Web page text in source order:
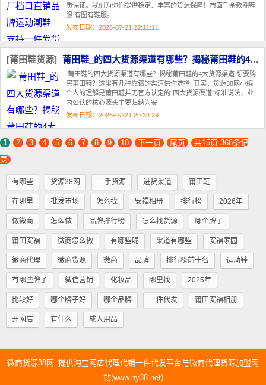
质保证。我们为你们提供稳定、丰富的货源保障！市面千余款潮鞋
服.有图有鞋服。
发布日期：2026-07-21 22:11:11
[莆田鞋货源] 莆田鞋_的四大货源渠道有哪些？揭秘莆田鞋的4大货源渠道
莆田鞋的四大货源渠道有哪些？揭秘莆田鞋的4大货源渠道 想要购
买莆田鞋？这里有几种靠谱的渠道供你选择. 其实，货源38网小编
个人的理解是莆田鞋并无官方认定的“四大货源渠道”标准说法，业
内公认的核心源头主要归纳为‌安
发布日期：2026-07-21 20:34:29
1 2 3 4 5 6 7 8 9 10 下一页 尾页
共15页 368条记
录
有哪些 货源38网 一手货源 进货渠道 莆田鞋
在哪里 批发市场 怎么找 安福相册 排行榜 2026年
做微商 怎么做 品牌排行榜 怎么找货源 哪个牌子
莆田安福 微商怎么做 有哪些呢 渠道有哪些 安福家园
微商代理 微商货源 微商 品牌 排行榜前十名 运动鞋
有哪些牌子 微信营销 化妆品 哪里找 2025年
比较好 哪个牌子好 哪个品牌 一件代发 莆田安福相册
开网店 有什么 成人用品
微商货源38网_提供淘宝网店代理代销一件代发平台与微商代理货源加盟网
站(www.hy38.net)